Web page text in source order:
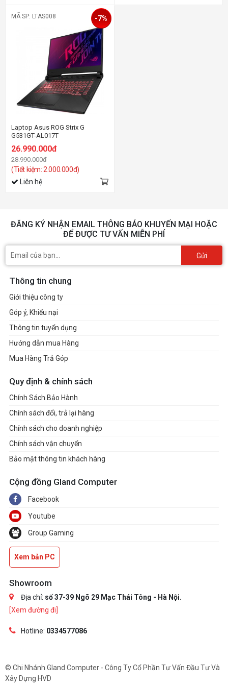
MÃ SP: LTAS008
Laptop Asus ROG Strix G
G531GT-AL017T
26.990.000đ
28.990.000đ
(Tiết kiệm: 2.000.000đ)
-7%
Liên hệ
ĐĂNG KÝ NHẬN EMAIL THÔNG BÁO KHUYẾN MẠI HOẶC
ĐỂ ĐƯỢC TƯ VẤN MIỄN PHÍ
Gửi
Thông tin chung
Giới thiệu công ty
Góp ý, Khiếu nại
Thông tin tuyển dụng
Hướng dẫn mua Hàng
Mua Hàng Trả Góp
Quy định & chính sách
Chính Sách Bảo Hành
Chính sách đổi, trả lại hàng
Chính sách cho doanh nghiệp
Chính sách vận chuyển
Bảo mật thông tin khách hàng
Cộng đồng Gland Computer
Facebook
Youtube
Group Gaming
Xem bản PC
Showroom
Địa chỉ: số 37-39 Ngõ 29 Mạc Thái Tông - Hà Nội.
[Xem đường đi]
Hotline: 0334577086
© Chi Nhánh Gland Computer - Công Ty Cổ Phần Tư Vấn Đầu Tư Và
Xây Dựng HVD